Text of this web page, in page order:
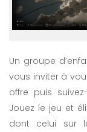
Un groupe
vous inviter à
offre puis
Jouez le jeu et
dont celui sur